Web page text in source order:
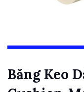
Băng Keo